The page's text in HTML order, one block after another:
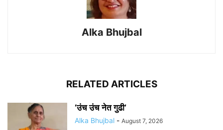
Alka Bhujbal
RELATED ARTICLES
‘उंच उंच नेत गुढी’
Alka Bhujbal - August 7, 2026